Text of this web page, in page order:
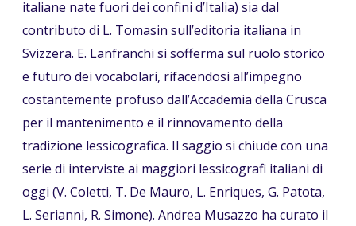
italiane nate fuori dei confini d’Italia) sia dal
contributo di L. Tomasin sull’editoria italiana in
Svizzera. E. Lanfranchi si sofferma sul ruolo storico
e futuro dei vocabolari, rifacendosi all’impegno
costantemente profuso dall’Accademia della Crusca
per il mantenimento e il rinnovamento della
tradizione lessicografica. Il saggio si chiude con una
serie di interviste ai maggiori lessicografi italiani di
oggi (V. Coletti, T. De Mauro, L. Enriques, G. Patota,
L. Serianni, R. Simone). Andrea Musazzo ha curato il